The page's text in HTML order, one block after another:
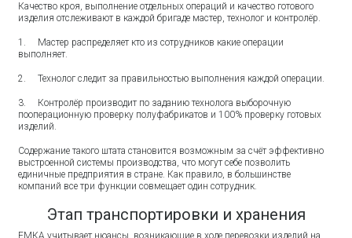
Качество кроя, выполнение отдельных операций и качество готового
изделия отслеживают в каждой бригаде мастер, технолог и контролёр.
1. Мастер распределяет кто из сотрудников какие операции
выполняет.
2. Технолог следит за правильностью выполнения каждой операции.
3. Контролёр производит по заданию технолога выборочную
пооперационную проверку полуфабрикатов и 100% проверку готовых
изделий.
Содержание такого штата становится возможным за счёт эффективно
выстроенной системы производства, что могут себе позволить
единичные предприятия в стране. Как правило, в большинстве
компаний все три функции совмещает один сотрудник.
Этап транспортировки и хранения
ЕМКА учитывает нюансы, возникающие в ходе перевозки изделий на